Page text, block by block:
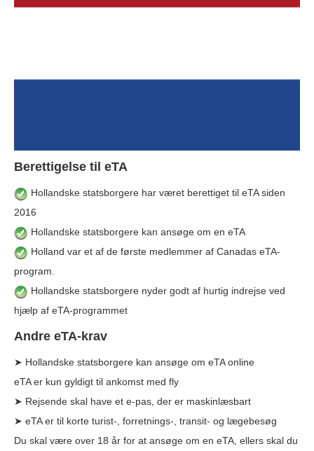
Berettigelse til eTA
Hollandske statsborgere har været berettiget til eTA siden
2016
Hollandske statsborgere kan ansøge om en eTA
Holland var et af de første medlemmer af Canadas eTA-
program.
Hollandske statsborgere nyder godt af hurtig indrejse ved
hjælp af eTA-programmet
Andre eTA-krav
➤ Hollandske statsborgere kan ansøge om eTA online
eTA er kun gyldigt til ankomst med fly
➤ Rejsende skal have et e-pas, der er maskinlæsbart
➤ eTA er til korte turist-, forretnings-, transit- og lægebesøg
Du skal være over 18 år for at ansøge om en eTA, ellers skal du